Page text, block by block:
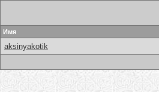
Имя
aksinyakotik